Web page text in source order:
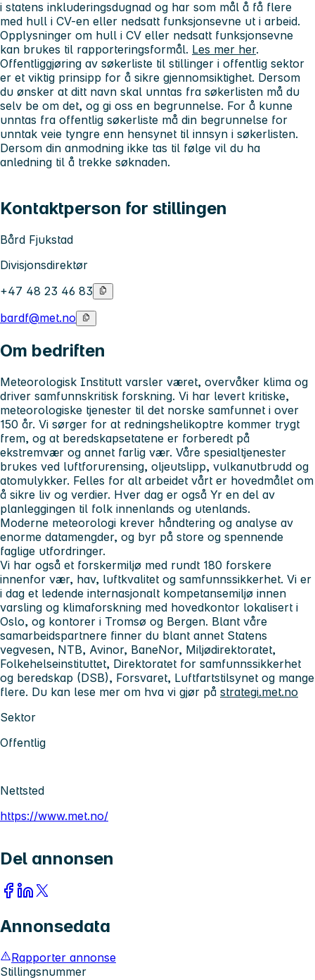
i statens inkluderingsdugnad og har som mål å få flere
med hull i CV-en eller nedsatt funksjonsevne ut i arbeid.
Opplysninger om hull i CV eller nedsatt funksjonsevne
kan brukes til rapporteringsformål. Les mer her.
Offentliggjøring av søkerliste til stillinger i offentlig sektor
er et viktig prinsipp for å sikre gjennomsiktighet. Dersom
du ønsker at ditt navn skal unntas fra søkerlisten må du
selv be om det, og gi oss en begrunnelse. For å kunne
unntas fra offentlig søkerliste må din begrunnelse for
unntak veie tyngre enn hensynet til innsyn i søkerlisten.
Dersom din anmodning ikke tas til følge vil du ha
anledning til å trekke søknaden.
Kontaktperson for stillingen
Bård Fjukstad
Divisjonsdirektør
+47 48 23 46 83
bardf@met.no
Om bedriften
Meteorologisk Institutt varsler været, overvåker klima og
driver samfunnskritisk forskning. Vi har levert kritiske,
meteorologiske tjenester til det norske samfunnet i over
150 år. Vi sørger for at redningshelikoptre kommer trygt
frem, og at beredskapsetatene er forberedt på
ekstremvær og annet farlig vær. Våre spesialtjenester
brukes ved luftforurensing, oljeutslipp, vulkanutbrudd og
atomulykker. Felles for alt arbeidet vårt er hovedmålet om
å sikre liv og verdier. Hver dag er også Yr en del av
planleggingen til folk innenlands og utenlands.
Moderne meteorologi krever håndtering og analyse av
enorme datamengder, og byr på store og spennende
faglige utfordringer.
Vi har også et forskermiljø med rundt 180 forskere
innenfor vær, hav, luftkvalitet og samfunnssikkerhet. Vi er
i dag et ledende internasjonalt kompetansemiljø innen
varsling og klimaforskning med hovedkontor lokalisert i
Oslo, og kontorer i Tromsø og Bergen. Blant våre
samarbeidspartnere finner du blant annet Statens
vegvesen, NTB, Avinor, BaneNor, Miljødirektoratet,
Folkehelseinstituttet, Direktoratet for samfunnssikkerhet
og beredskap (DSB), Forsvaret, Luftfartstilsynet og mange
flere. Du kan lese mer om hva vi gjør på strategi.met.no
Sektor
Offentlig
Nettsted
https://www.met.no/
Del annonsen
Annonsedata
Rapporter annonse
Stillingsnummer